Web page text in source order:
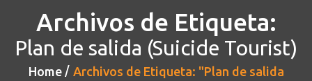
Archivos de Etiqueta:
Plan de salida (Suicide Tourist)
Home
Archivos de Etiqueta: "Plan de salida